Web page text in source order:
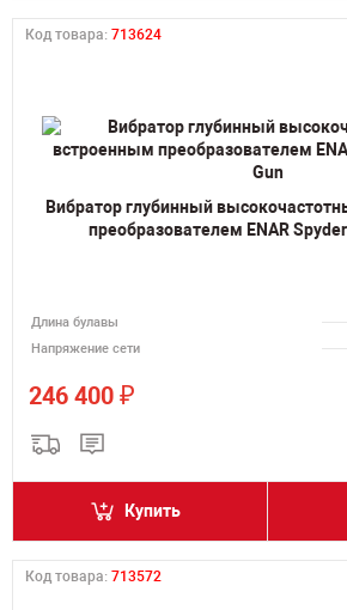
Код товара: 713624
Вибратор глубинный
преобразователем ENAR
Длина булавы
Напряжение сети
246 400 ₽
Купить
Код товара: 713572